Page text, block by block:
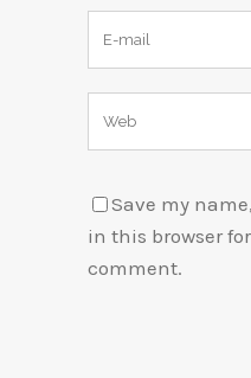
Save my
in this browser
comment.